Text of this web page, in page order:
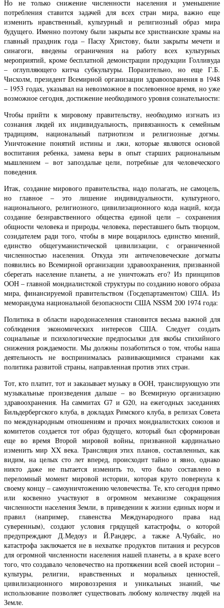
Но не только снижение численности населения и уменьшение
потребления ставится задачей для всех стран мира, важно еще
изменить нравственный, культурный и религиозный образ мира
будущего. Именно поэтому были закрыты все христианские храмы на
главный праздник года – Пасху Христову, были закрыты мечети и
синагоги, введены ограничения на работу всех культурных
мероприятий, кроме бесплатной демонстрации продукции Голливуда
– оглупляющего китча субкультуры. Поразительно, но еще Г.Б.
Чисхолм, президент Всемирной организации здравоохранения в 1948
– 1953 годах, указывал на невозможное в послевоенное время, но уже
возможное сегодня, достижение необходимого уровня сознательности:
Чтобы прийти к мировому правительству, необходимо изгнать из
сознания людей их индивидуальность, привязанность к семейным
традициям, национальный патриотизм и религиозные догмы.
Уничтожение понятий истины и лжи, которые являются основой
воспитания ребенка, замена веры в опыт старших рациональным
мышлением – вот запоздалые цели, потребные для человеческого
поведения.
Итак, создание мирового правительства, надо полагать, не самоцель,
но главное – это лишение индивидуальности, культурного,
национального, религиозного, цивилизационного кода наций, когда
создание безнравственного общества единой цели – сохранения
общности человека и природы, человека, переставшего быть творцом,
созидателем ради того, чтобы в мире воцарилось единство мнений,
единство общегуманистической цивилизации, с ограниченной
численностью населения. Откуда эти античеловеческие догматы
появились во Всемирной организации здравоохранения, призванной
сберегать население планеты, а не уничтожать его? Из принципов
ООН – главной мондиалистской структуры по созданию нового образа
мира, финансируемой правительством (Госдепартаментом) США. Из
меморандума национальной безопасности США NSSM 200 1974 года:
Политика в области народонаселения становится весьма важной для
соблюдения экономических интересов США. Следует создать
социальные и психологические предпосылки для якобы стихийного
снижения рождаемости. Мы должны позаботиться о том, чтобы наша
деятельность не воспринималась развивающимися странами как
политика развитой страны, направленная против этих стран.
Тот, кто платит, тот и заказывает музыку в ООН, транслирующую эти
музыкальные произведения дальше – во Всемирную организацию
здравоохранения. На саммитах G7 и G20, на ежегодных заседаниях
Бильдербергского клуба, в докладах Римского клуба, в релизах Совета
по международным отношениям и прочих мондиалистских союзов и
комитетов создается тот образ будущего, который был сформирован
еще во время Второй мировой войны, призванной кардинально
изменить мир XX века. Трансляция этих планов, составленных, как
видим, на целых сто лет вперед, происходит тайно и явно, однако
никто даже не пытается изменить то, что было составлено в
переломный момент мировой истории, которая круто повернула к
своему концу – самоуничтожению человечества. Те, кто сегодня прямо
или косвенно участвуют в огромном механизме сокращения
численности населения Земли, в приведении к жизни единых норм и
правил (например, главенства Международного права над
суверенным), создают условия грядущей катастрофы, о которой
предупреждают Д.Медоуз и Й.Рандерс, а также А.Чубайс, но
катастрофа заключается не в нехватке продуктов питания и ресурсов
для огромной численности населения нашей планеты, а в крахе всего
того, что создавало человечество на протяжении всей своей истории –
культуры, религии, нравственных и моральных ценностей,
цивилизационного мировоззрения и уникальных знаний, чье
использование позволяет существовать любому количеству людей на
Земле.